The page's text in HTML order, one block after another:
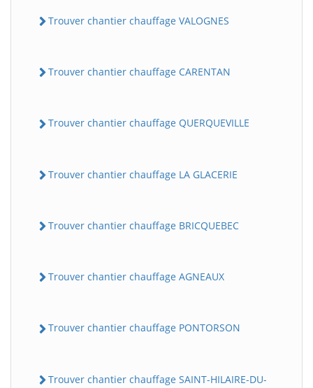
Trouver chantier chauffage VALOGNES
Trouver chantier chauffage CARENTAN
Trouver chantier chauffage QUERQUEVILLE
Trouver chantier chauffage LA GLACERIE
Trouver chantier chauffage BRICQUEBEC
Trouver chantier chauffage AGNEAUX
Trouver chantier chauffage PONTORSON
Trouver chantier chauffage SAINT-HILAIRE-DU-